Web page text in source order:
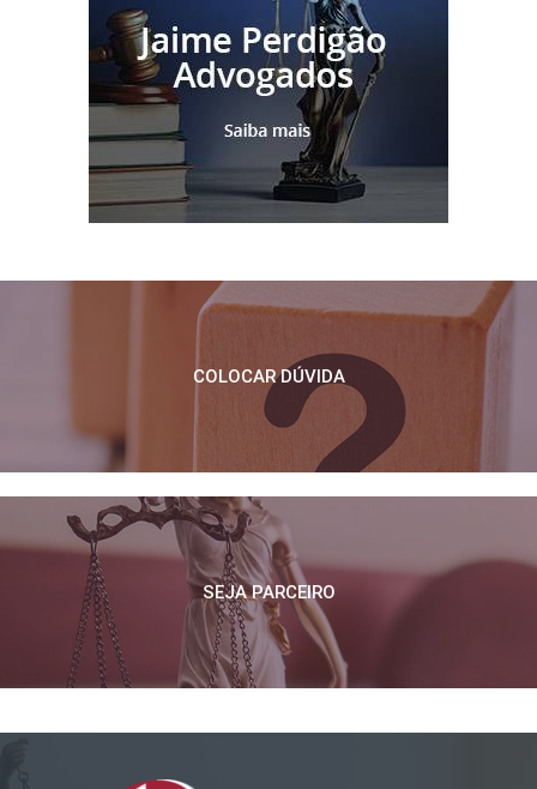
COLOCAR DÚVIDA
SEJA PARCEIRO